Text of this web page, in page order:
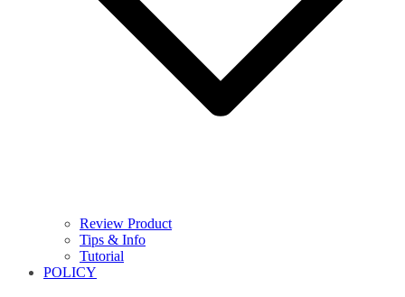
Review Product
Tips & Info
Tutorial
POLICY